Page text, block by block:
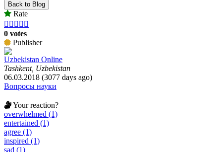
Back to Blog
Rate
    
0 votes
Publisher
Uzbekistan Online
Tashkent, Uzbekistan
06.03.2018 (3077 days ago)
Вопросы науки
Your reaction?
overwhelmed (1)
entertained (1)
agree (1)
inspired (1)
sad (1)